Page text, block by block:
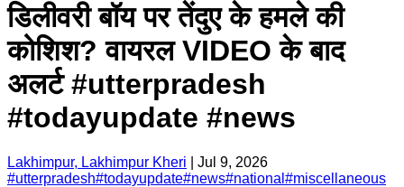
डिलीवरी बॉय पर तेंदुए के हमले की
कोशिश? वायरल VIDEO के बाद
अलर्ट #utterpradesh
#todayupdate #news
Lakhimpur, Lakhimpur Kheri
Jul 9, 2026
#utterpradesh#todayupdate#news#national #miscellaneous